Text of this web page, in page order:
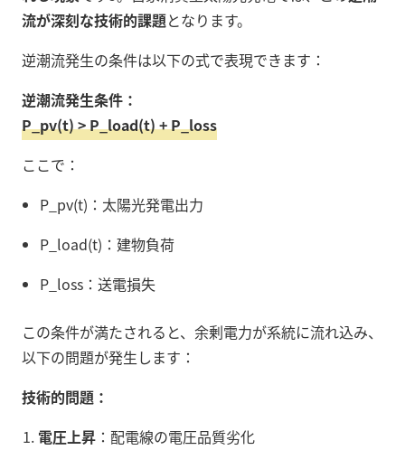
流が深刻な技術的課題となります。
逆潮流発生の条件は以下の式で表現できます：
逆潮流発生条件：
P_pv(t) > P_load(t) + P_loss
ここで：
P_pv(t)：太陽光発電出力
P_load(t)：建物負荷
P_loss：送電損失
この条件が満たされると、余剰電力が系統に流れ込み、
以下の問題が発生します：
技術的問題：
電圧上昇 ：配電線の電圧品質劣化